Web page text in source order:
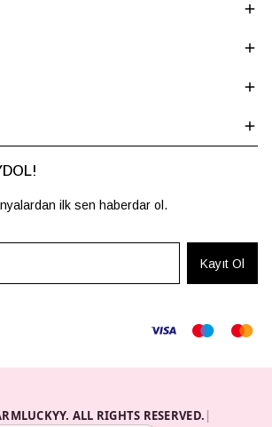
ilk sen haberdar ol.
Kayıt Ol
ALL RIGHTS RESERVED. |